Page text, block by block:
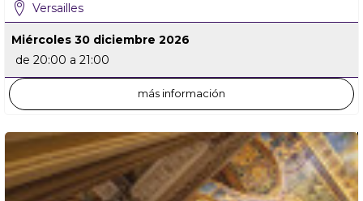
Versailles
Miércoles 30 diciembre 2026
de 20:00 a 21:00
más información